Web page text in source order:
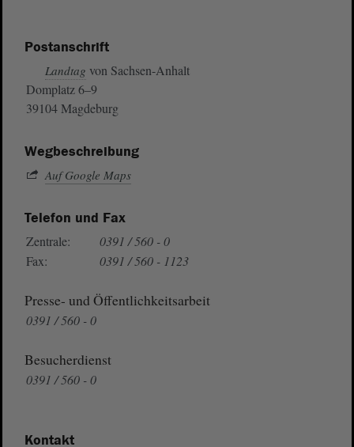
Postanschrift
Landtag von Sachsen-Anhalt
Domplatz 6–9
39104 Magdeburg
Wegbeschreibung
Auf Google Maps
Telefon und Fax
Zentrale:
0391 / 560 - 0
Fax:
0391 / 560 - 1123
Presse- und Öffentlichkeitsarbeit
0391 / 560 - 0
Besucherdienst
0391 / 560 - 0
Kontakt